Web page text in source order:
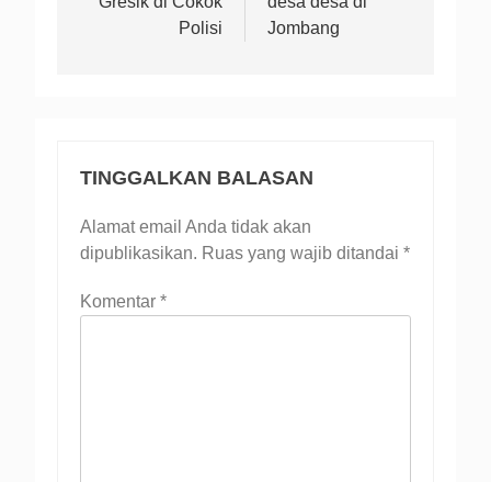
Polisi
Jombang
TINGGALKAN BALASAN
Alamat email Anda tidak akan
dipublikasikan. Ruas yang wajib ditandai *
Komentar *